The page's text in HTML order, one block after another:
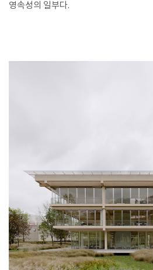
영속성의 일부다.​